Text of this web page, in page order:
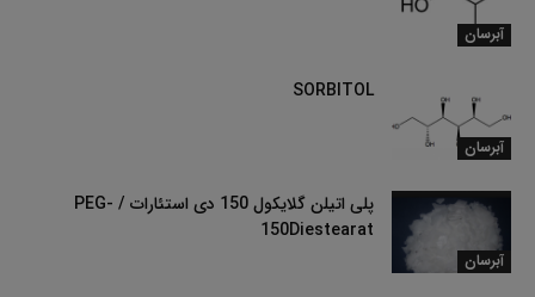
آبرسان
آبرسان
SORBITOL
آبرسان
پلی اتیلن گلایکول 150 دی استئارات / PEG-
150Diestearat